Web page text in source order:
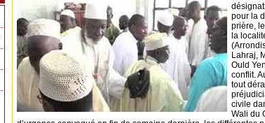
pour la
prière,
la
Lahraj,
Ould
conflit.
tout
civile
Wali du